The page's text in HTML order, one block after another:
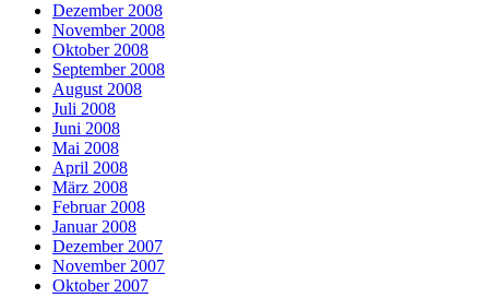
Dezember 2008
November 2008
Oktober 2008
September 2008
August 2008
Juli 2008
Juni 2008
Mai 2008
April 2008
März 2008
Februar 2008
Januar 2008
Dezember 2007
November 2007
Oktober 2007